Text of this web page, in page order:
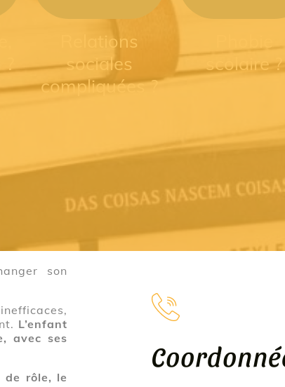
?
Relations
sociales
compliquées ?
scolaire ?
son
L’enfant
avec ses
de rôle, le